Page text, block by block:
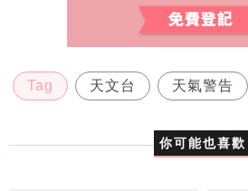
Tag 天文台 天氣警告
你可能也喜歡